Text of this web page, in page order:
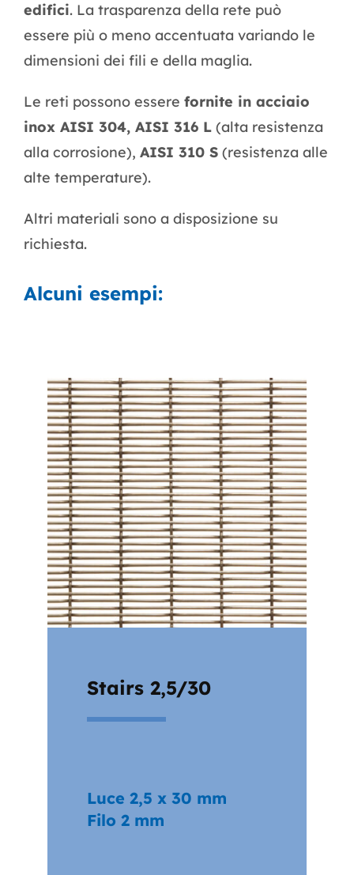
edifici. La trasparenza della rete può
essere più o meno accentuata variando le
dimensioni dei fili e della maglia.
Le reti possono essere fornite in acciaio
inox AISI 304, AISI 316 L(alta resistenza
alla corrosione), AISI 310 S(resistenza alle
alte temperature).
Altri materiali sono a disposizione su
richiesta.
Alcuni esempi:
Stairs 2,5/30
Luce 2,5 x 30 mm
Filo 2 mm